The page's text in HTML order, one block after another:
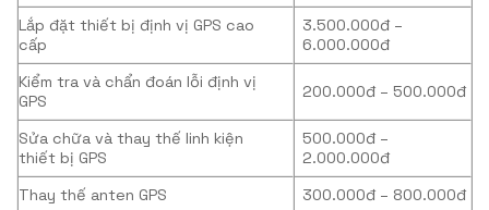
Lắp đặt thiết bị định vị GPS cao
cấp
3.500.000đ –
6.000.000đ
Kiểm tra và chẩn đoán lỗi định vị
GPS
200.000đ – 500.000đ
Sửa chữa và thay thế linh kiện
thiết bị GPS
500.000đ –
2.000.000đ
Thay thế anten GPS
300.000đ – 800.000đ